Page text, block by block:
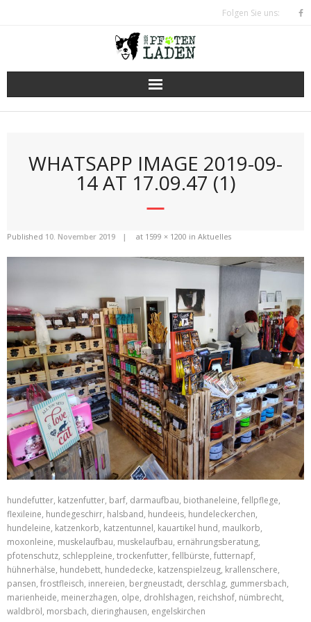
Folgen Sie uns:
WHATSAPP IMAGE 2019-09-
14 AT 17.09.47 (1)
Published 10. November 2019 at 1599 × 1200 in Aktuelles
hundefutter, katzenfutter, barf, darmaufbau, biothaneleine, fellpflege,
flexileine, hundegeschirr, halsband, hundeeis, hundeleckerchen,
hundeleine, katzenkorb, katzentunnel, kauartikel hund, maulkorb,
moxonleine, muskelaufbau, muskelaufbau, ernährungsberatung,
pfotenschutz, schleppleine, trockenfutter, fellbürste, futternapf,
hühnerhälse, hundebett, hundedecke, katzenspielzeug, krallenschere,
pansen, frostfleisch, innereien, bergneustadt, derschlag, gummersbach,
marienheide, meinerzhagen, olpe, drohlshagen, reichshof, nümbrecht,
waldbröl, morsbach, dieringhausen, engelskirchen